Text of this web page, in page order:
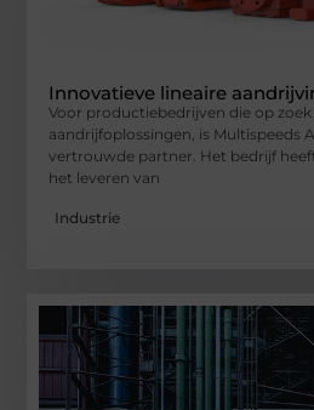
Innovatieve lineaire
Voor productiebedrijven die op
aandrijfoplossingen, is Multispeeds
vertrouwde partner. Het bedrijf
het leveren van
Industrie